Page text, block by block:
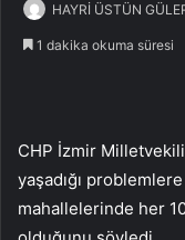
HAYRİ ÜSTÜN
1 dakika okuma süresi
CHP İzmir
yaşadığı
mahallelerinde her